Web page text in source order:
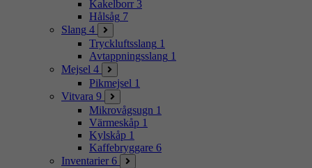
Kakelborr 3
Hålsåg 7
Slang 4
Tryckluftsslang 1
Avtappningsslang 1
Mejsel 4
Pikmejsel 1
Vitvara 9
Mikrovågsugn 1
Värmeskåp 1
Kylskåp 1
Kaffebryggare 6
Inventarier 6